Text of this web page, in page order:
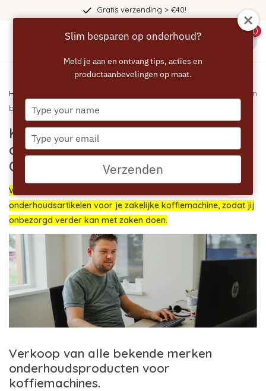
Gratis verzending > €40!
0
Home
/ Koop je zakelijke koffiemachine onderhoudsproducten
bij OnderhoudsArtikelen
Koop je zakelijke koffiemachine
onderhoudsproducten bij
OnderhoudsArtikelen
Welkom bij OnderhoudsArtikelen! Dé specialist voor alle
onderhoudsartikelen voor je zakelijke koffiemachine, zodat jij
onbezorgd verder kan met zaken doen.
Verkoop van alle bekende merken
onderhoudsproducten voor
koffiemachines.
Slim besparen op onderhoud?
Meld je aan en ontvang tips, acties en
productaanbevelingen op maat.
Type
your
name
Type
your
email
Verzenden